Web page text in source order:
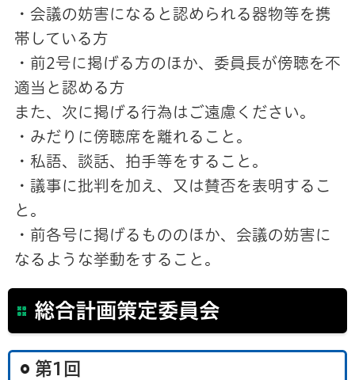
・会議の妨害になると認められる器物等を携
帯している方
・前2号に掲げる方のほか、委員長が傍聴を不
適当と認める方
また、次に掲げる行為はご遠慮ください。
・みだりに傍聴席を離れること。
・私語、談話、拍手等をすること。
・議事に批判を加え、又は賛否を表明するこ
と。
・前各号に掲げるもののほか、会議の妨害に
なるような挙動をすること。
総合計画策定委員会
第1回